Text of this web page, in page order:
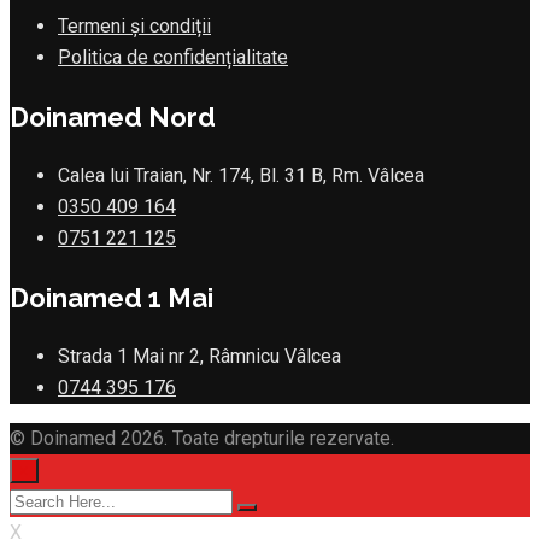
Termeni și condiții
Politica de confidențialitate
Doinamed Nord
Calea lui Traian, Nr. 174, Bl. 31 B, Rm. Vâlcea
0350 409 164
0751 221 125
Doinamed 1 Mai
Strada 1 Mai nr 2, Râmnicu Vâlcea
0744 395 176
© Doinamed 2026. Toate drepturile rezervate.
X